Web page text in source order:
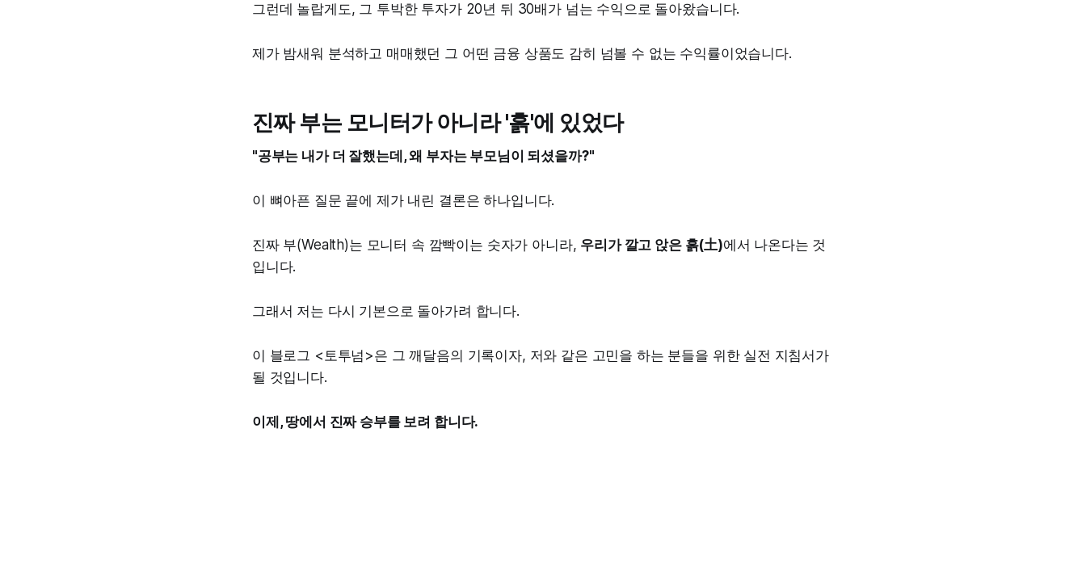
그런데 놀랍게도, 그 투박한 투자가 20년 뒤 30배가 넘는 수익으로 돌아왔습니다.
제가 밤새워 분석하고 매매했던 그 어떤 금융 상품도 감히 넘볼 수 없는 수익률이었습니다.
진짜 부는 모니터가 아니라 '흙'에 있었다
"공부는 내가 더 잘했는데, 왜 부자는 부모님이 되셨을까?"
이 뼈아픈 질문 끝에 제가 내린 결론은 하나입니다.
진짜 부(Wealth)는 모니터 속 깜빡이는 숫자가 아니라, 우리가 깔고 앉은 흙(土)에서 나온다는 것
입니다.
그래서 저는 다시 기본으로 돌아가려 합니다.
이 블로그 <토투넘>은 그 깨달음의 기록이자, 저와 같은 고민을 하는 분들을 위한 실전 지침서가
될 것입니다.
이제, 땅에서 진짜 승부를 보려 합니다.